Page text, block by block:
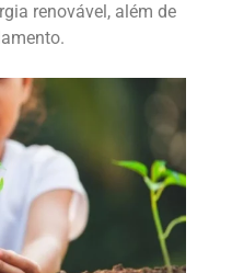
renovável, além de